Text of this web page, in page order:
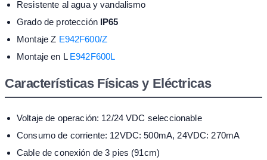
Resistente al agua y vandalismo
Grado de protección
IP65
Montaje Z E942F600/Z
Montaje en L E942F600L
Características Físicas y Eléctricas
Voltaje de operación: 12/24 VDC seleccionable
Consumo de corriente: 12VDC: 500mA, 24VDC: 270mA
Cable de conexión de 3 pies (91cm)